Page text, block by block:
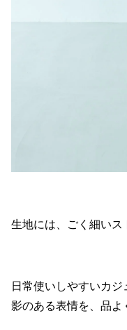
生地には、ごく細いス
日常使いしやすいカ
影のある表情を、品よ